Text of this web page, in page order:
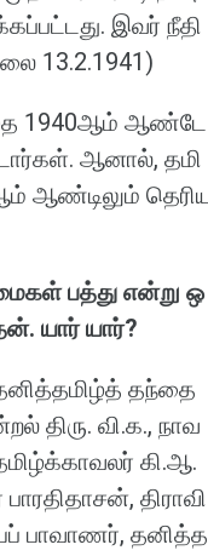
. இவர் நீதி
13.2.1941)
1940ஆம் ஆண்டே
. ஆனால், தமி
ஆண்டிலும்
பத்து என்று ஒ
. யார் யார்?
தந்தை
திரு. வி.க., நாவ
கி.ஆ.
பாரதிதாசன், திராவி
பாவாணர், தனித்த